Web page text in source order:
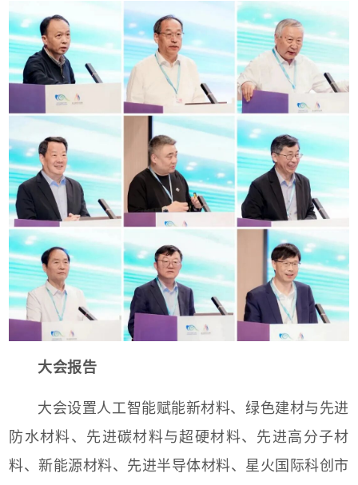
大会报告
大会设置人工智能赋能新材料、绿色建材与先进
防水材料、先进碳材料与超硬材料、先进高分子材
料、新能源材料、先进半导体材料、星火国际科创市